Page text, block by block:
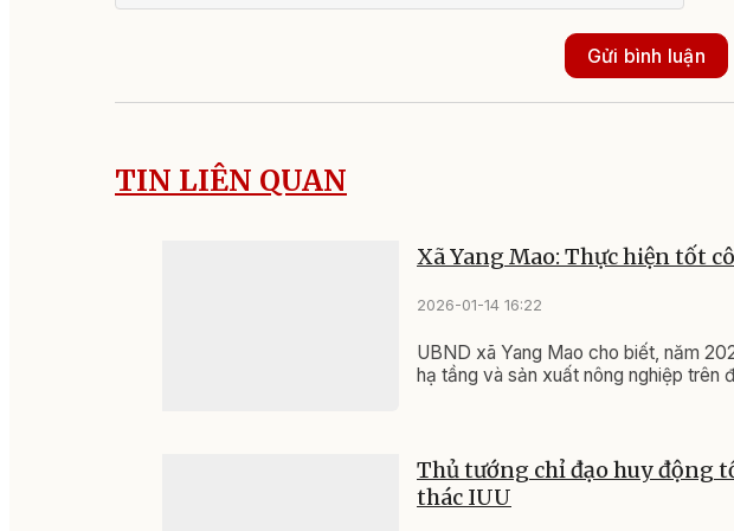
hơn 7.400 tỷ đồng
Lễ hội Sầu riêng Đắk
Lắk 2026: Xây
nối chuỗi giá trị toàn
05:07, 05/08/2026